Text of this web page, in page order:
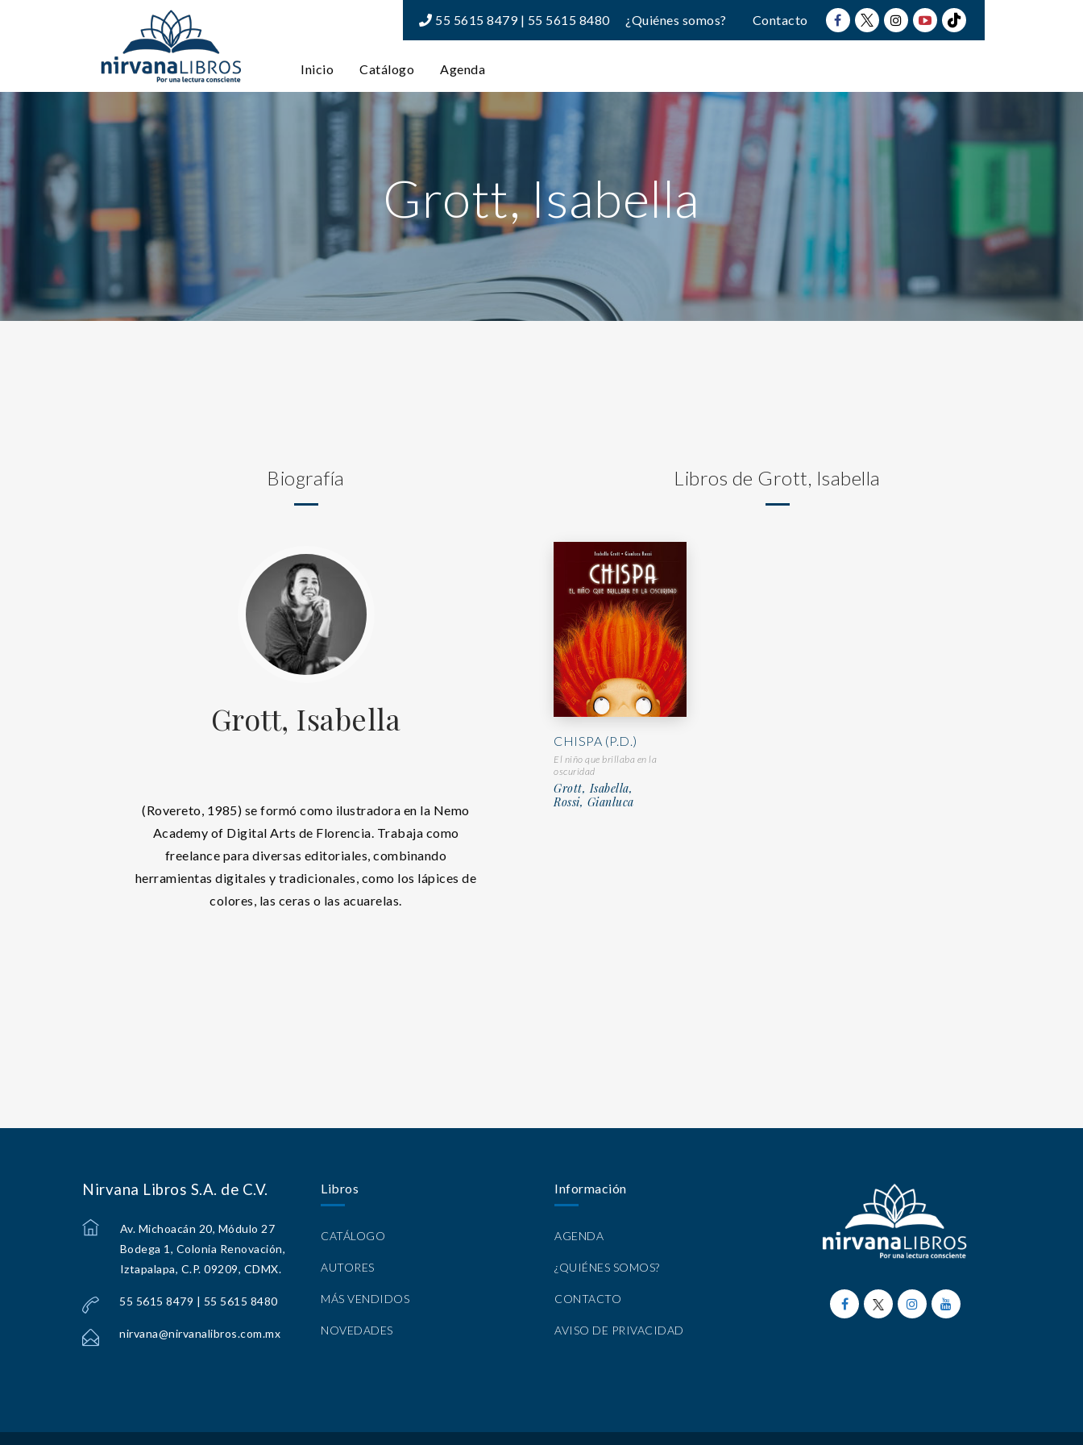
55 5615 8479 | 55 5615 8480 ¿Quiénes somos? Contacto
Inicio Catálogo Agenda
Grott, Isabella
Biografía
Grott, Isabella
(Rovereto, 1985) se formó como ilustradora en la Nemo
Academy of Digital Arts de Florencia. Trabaja como
freelance para diversas editoriales, combinando
herramientas digitales y tradicionales, como los lápices de
colores, las ceras o las acuarelas.
Libros de Grott, Isabella
CHISPA (P.D.)
El niño que brillaba en la
oscuridad
Grott, Isabella,
Rossi, Gianluca
Nirvana Libros S.A. de C.V.
Av. Michoacán 20, Módulo 27
Bodega 1, Colonia Renovación,
Iztapalapa, C.P. 09209, CDMX.
55 5615 8479 | 55 5615 8480
nirvana@nirvanalibros.com.mx
Libros
CATÁLOGO
AUTORES
MÁS VENDIDOS
NOVEDADES
Información
AGENDA
¿QUIÉNES SOMOS?
CONTACTO
AVISO DE PRIVACIDAD